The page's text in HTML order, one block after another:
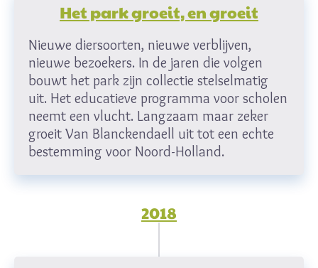
Het park groeit, en groeit
Nieuwe diersoorten, nieuwe verblijven,
nieuwe bezoekers. In de jaren die volgen
bouwt het park zijn collectie stelselmatig
uit. Het educatieve programma voor scholen
neemt een vlucht. Langzaam maar zeker
groeit Van Blanckendaell uit tot een echte
bestemming voor Noord-Holland.
2018